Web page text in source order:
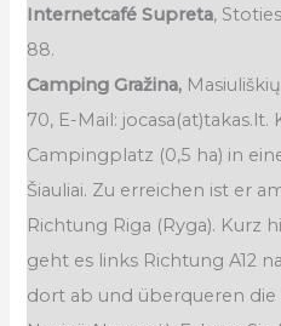
Internetcafé Supreta,
88.
Camping Gražina,
70, E-Mail:
Campingplatz (0,5 ha) in
Šiauliai. Zu erreichen ist er
Richtung Riga (Ryga). Kurz
geht es links Richtung A12
dort ab und überqueren die